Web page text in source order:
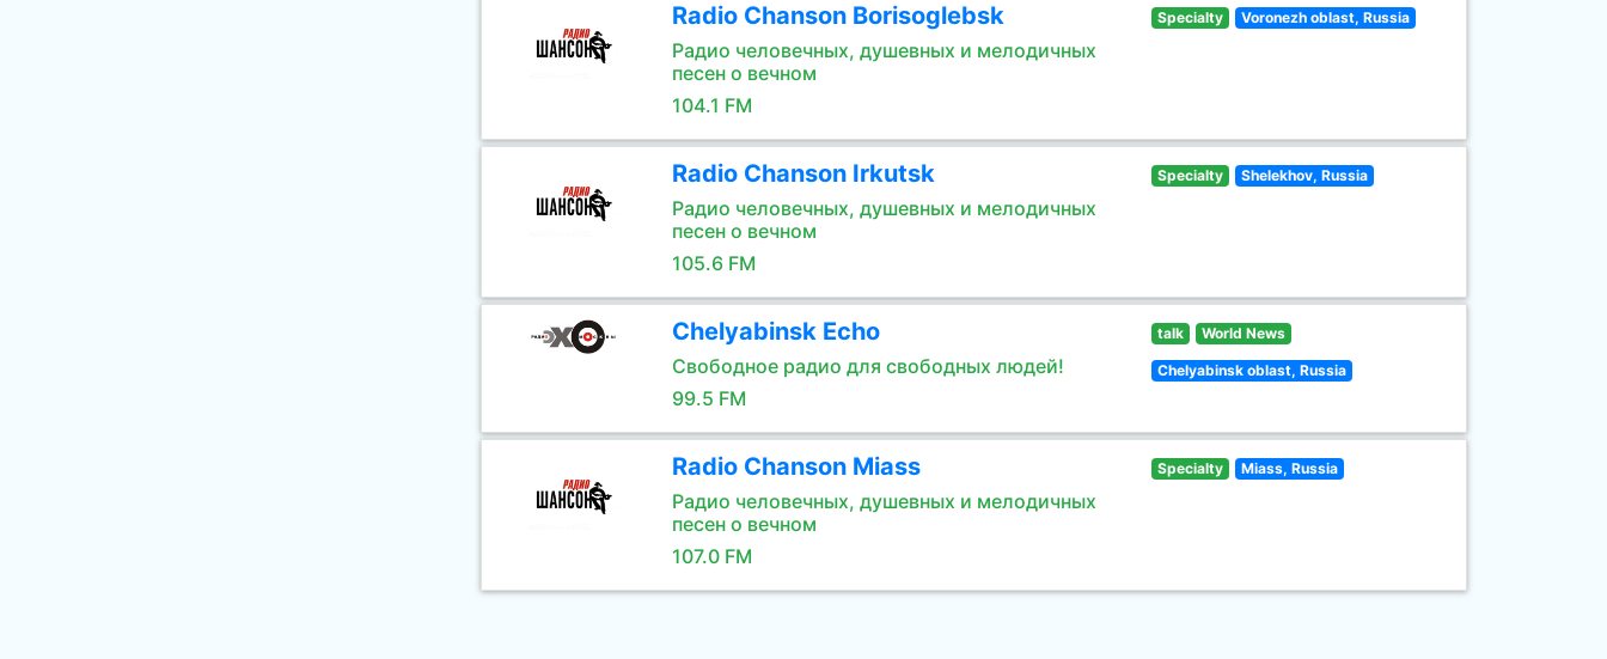
Radio Chanson Borisoglebsk
Радио человечных, душевных и мелодичных
песен о вечном
104.1 FM
Specialty Voronezh oblast, Russia
Radio Chanson Irkutsk
Радио человечных, душевных и мелодичных
песен о вечном
105.6 FM
Specialty Shelekhov, Russia
Chelyabinsk Echo
Свободное радио для свободных людей!
99.5 FM
talk World News
Chelyabinsk oblast, Russia
Radio Chanson Miass
Радио человечных, душевных и мелодичных
песен о вечном
107.0 FM
Specialty Miass, Russia